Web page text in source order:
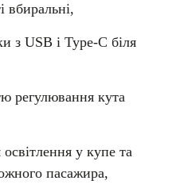
вбиральні,
з USB і Type-C біля
регулювання кута
у купе та
пасажира,